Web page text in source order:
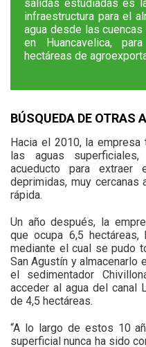
salidas estudiadas es
infraestructura para el
agua desde las
en Huancavelica,
hectáreas de
BÚSQUEDA DE OTRAS
Hacia el 2010, la
las aguas
acueducto para
deprimidas, muy cercanas
rápida.
Un año después, la
que ocupa 6,5
mediante el cual se pudo
San Agustín y almacenarlo
el sedimentador
acceder al agua del canal
de 4,5 hectáreas.
“A lo largo de estos 10
superficial nunca ha sido